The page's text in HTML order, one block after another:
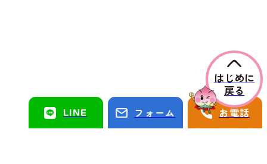
はじめに
戻る
LINE フォーム お電話